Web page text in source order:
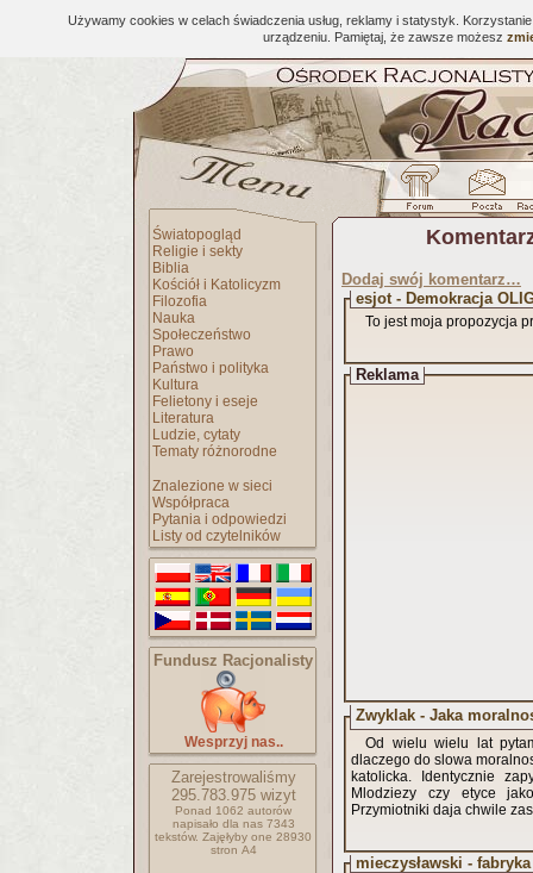
Używamy cookies w celach świadczenia usług, reklamy i statystyk.
urządzeniu. Pamiętaj, że zawsze możesz
Światopogląd
Religie i sekty
Biblia
Kościół i Katolicyzm
Filozofia
Nauka
Społeczeństwo
Prawo
Państwo i polityka
Kultura
Felietony i eseje
Literatura
Ludzie, cytaty
Tematy różnorodne
Znalezione w sieci
Współpraca
Pytania i odpowiedzi
Listy od czytelników
Fundusz Racjonalisty
Wesprzyj nas..
Zarejestrowaliśmy
295.783.975wizyt
Ponad 1062 autorów
napisało dla nas 7343
tekstów. Zajęłyby one 28930
stron A4
Dodaj swój komentarz…
esjot - Demokracja
To jest moja propozycja
Reklama
Zwyklak - Jaka
Od wielu wielu lat
dlaczego do slowa
katolicka. Identycznie
Mlodziezy czy etyce
Przymiotniki daja chwile
mieczysławski -